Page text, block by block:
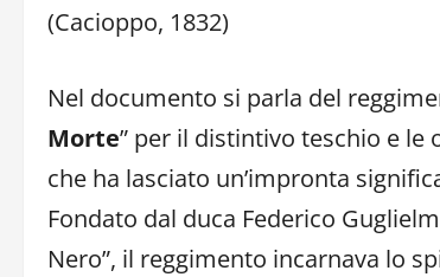
(Cacioppo, 1832)
Nel documento si parla del
Morte” per il distintivo teschio e le
che ha lasciato un’impronta
Fondato dal duca Federico
Nero”, il reggimento incarnava lo